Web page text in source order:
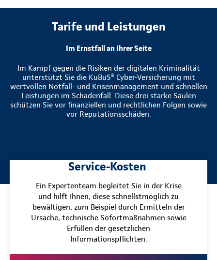
Tarife und Leistungen
Im Ernstfall an Ihrer Seite
Im Kampf gegen die Risiken der digitalen Kriminalität
unterstützt Sie die KuBuS® Cyber-Versicherung mit
wertvollen Notfall- und Krisenmanagement und schnellen
Leistungen im Schadenfall. Diese drei starke Säulen
schützen Sie vor finanziellen und rechtlichen Folgen sowie
vor Reputationsschäden.
Service-Kosten
Ein Expertenteam begleitet Sie in der Krise
und hilft Ihnen, diese schnellstmöglich zu
bewältigen, zum Beispiel durch Ermitteln der
Ursache, technische Sofortmaßnahmen sowie
Erfüllen der gesetzlichen
Informationspflichten.